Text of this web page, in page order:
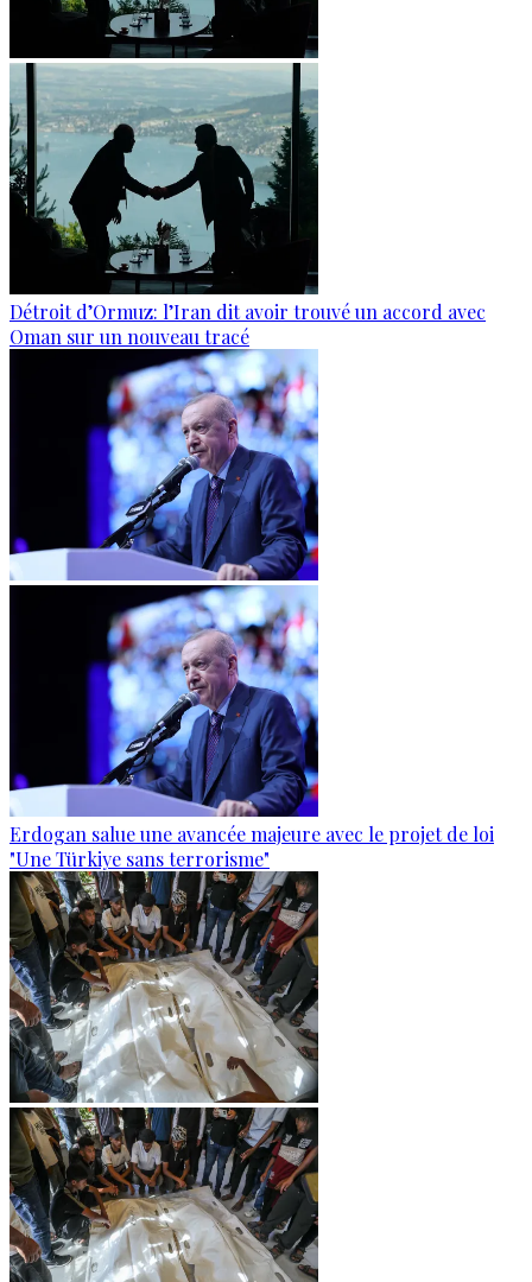
Détroit d’Ormuz: l’Iran dit avoir trouvé un accord avec
Oman sur un nouveau tracé
Erdogan salue une avancée majeure avec le projet de loi
"Une Türkiye sans terrorisme"